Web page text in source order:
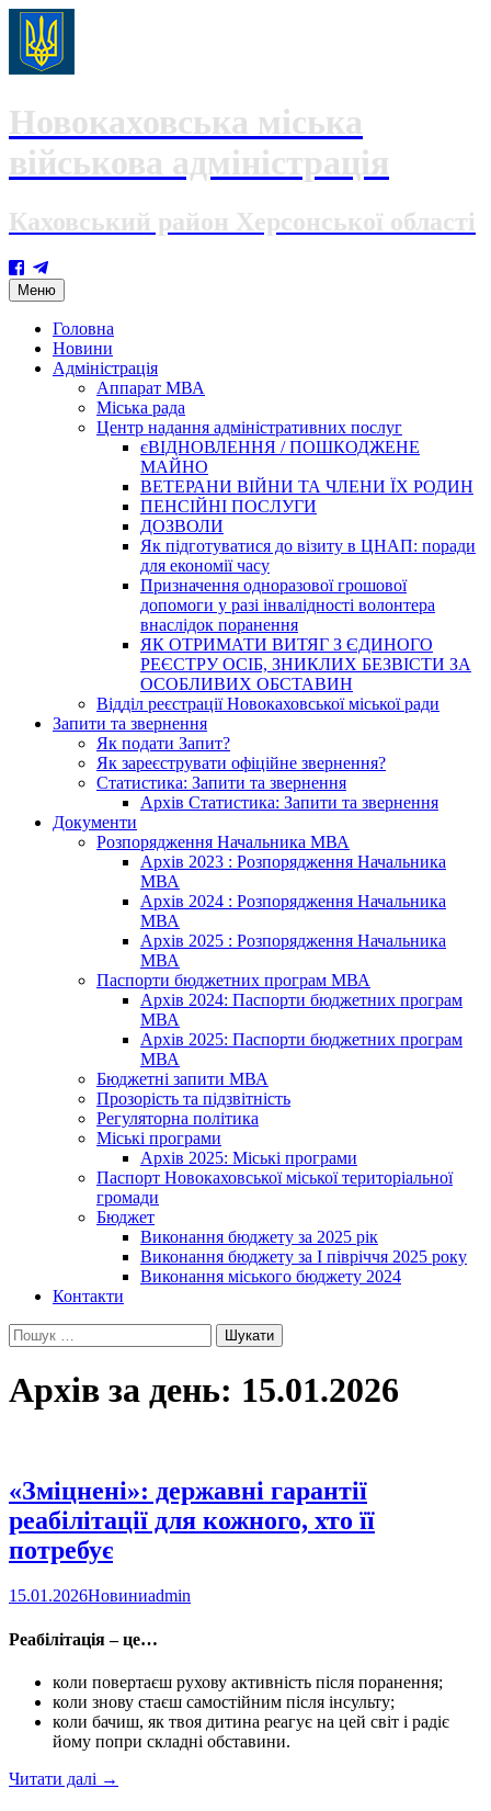
Новокаховська міська
військова адміністрація
Каховський район Херсонської області
Меню Skip
to
content
Головна
Новини
Адміністрація
Аппарат МВА
Міська рада
Центр надання адміністративних послуг
єВІДНОВЛЕННЯ / ПОШКОДЖЕНЕ
МАЙНО
ВЕТЕРАНИ ВІЙНИ ТА ЧЛЕНИ ЇХ РОДИН
ПЕНСІЙНІ ПОСЛУГИ
ДОЗВОЛИ
Як підготуватися до візиту в ЦНАП: поради
для економії часу
Призначення одноразової грошової
допомоги у разі інвалідності волонтера
внаслідок поранення
ЯК ОТРИМАТИ ВИТЯГ З ЄДИНОГО
РЕЄСТРУ ОСІБ, ЗНИКЛИХ БЕЗВІСТИ ЗА
ОСОБЛИВИХ ОБСТАВИН
Відділ реєстрації Новокаховської міської ради
Запити та звернення
Як подати Запит?
Як зареєструвати офіційне звернення?
Статистика: Запити та звернення
Архів Статистика: Запити та звернення
Документи
Розпорядження Начальника МВА
Архів 2023 : Розпорядження Начальника
МВА
Архів 2024 : Розпорядження Начальника
МВА
Архів 2025 : Розпорядження Начальника
МВА
Паспорти бюджетних програм МВА
Архів 2024: Паспорти бюджетних програм
МВА
Архів 2025: Паспорти бюджетних програм
МВА
Бюджетні запити МВА
Прозорість та підзвітність
Регуляторна політика
Міські програми
Архів 2025: Міські програми
Паспорт Новокаховської міської територіальної
громади
Бюджет
Виконання бюджету за 2025 рік
Виконання бюджету за І півріччя 2025 року
Виконання міського бюджету 2024
Контакти
Пошук:
Архів за день: 15.01.2026
«Зміцнені»: державні гарантії
реабілітації для кожного, хто її
потребує
15.01.2026Новиниadmin
Реабілітація – це…
коли повертаєш рухову активність після поранення;
коли знову стаєш самостійним після інсульту;
коли бачиш, як твоя дитина реагує на цей світ і радіє
йому попри складні обставини.
Читати далі «Зміцнені»:
→